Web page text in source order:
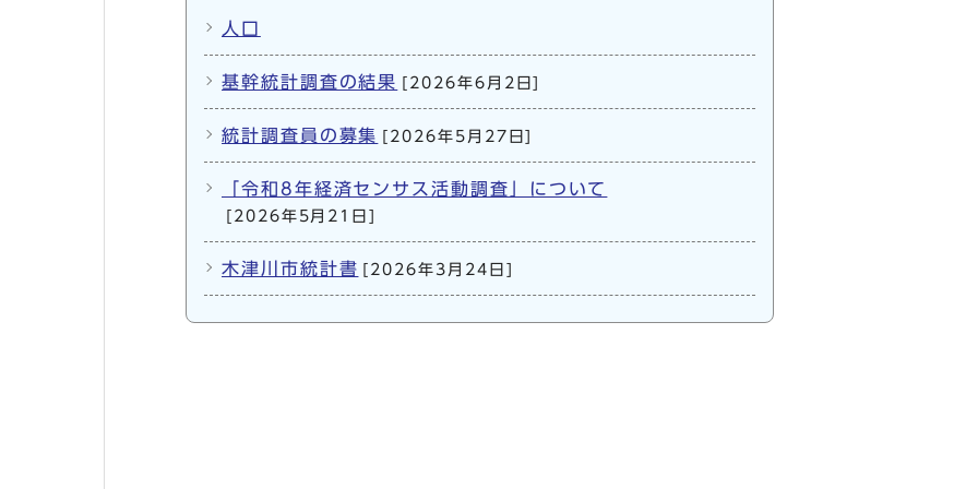
人口
基幹統計調査の結果 [2026年6月2日]
統計調査員の募集 [2026年5月27日]
「令和8年経済センサス活動調査」について
[2026年5月21日]
木津川市統計書 [2026年3月24日]